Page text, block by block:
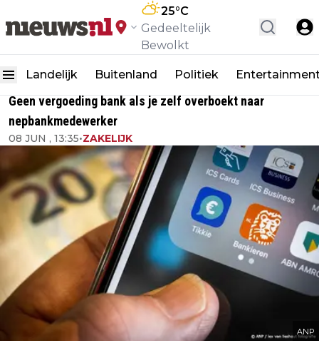
25°C
Gedeeltelijk
Bewolkt
Landelijk Buitenland Politiek
Geen vergoeding bank als je zelf overboekt naar
nepbankmedewerker
08 JUN , 13:35•ZAKELIJK
ANP